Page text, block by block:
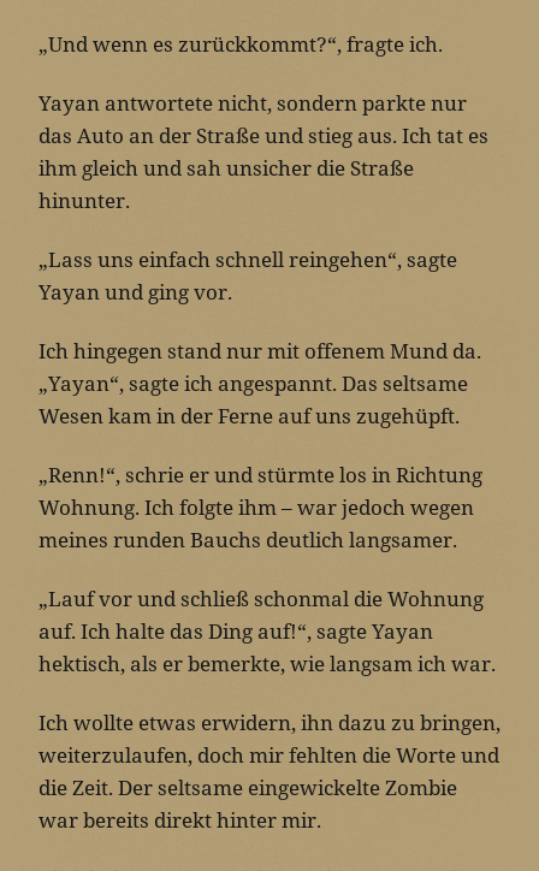
„Und wenn es zurückkommt?“, fragte ich.
Yayan antwortete nicht, sondern parkte nur
das Auto an der Straße und stieg aus. Ich tat es
ihm gleich und sah unsicher die Straße
hinunter.
„Lass uns einfach schnell reingehen“, sagte
Yayan und ging vor.
Ich hingegen stand nur mit offenem Mund da.
„Yayan“, sagte ich angespannt. Das seltsame
Wesen kam in der Ferne auf uns zugehüpft.
„Renn!“, schrie er und stürmte los in Richtung
Wohnung. Ich folgte ihm – war jedoch wegen
meines runden Bauchs deutlich langsamer.
„Lauf vor und schließ schonmal die Wohnung
auf. Ich halte das Ding auf!“, sagte Yayan
hektisch, als er bemerkte, wie langsam ich war.
Ich wollte etwas erwidern, ihn dazu zu bringen,
weiterzulaufen, doch mir fehlten die Worte und
die Zeit. Der seltsame eingewickelte Zombie
war bereits direkt hinter mir.